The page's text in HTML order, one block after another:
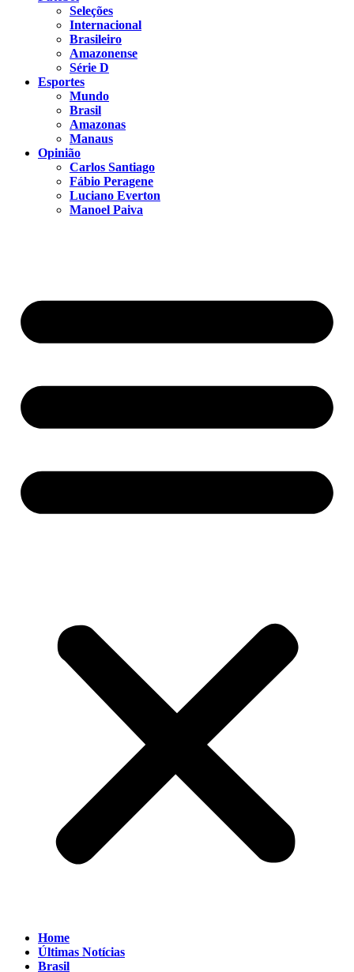
Seleções
Internacional
Brasileiro
Amazonense
Série D
Esportes
Mundo
Brasil
Amazonas
Manaus
Opinião
Carlos Santiago
Fábio Peragene
Luciano Everton
Manoel Paiva
Home
Últimas Notícias
Brasil